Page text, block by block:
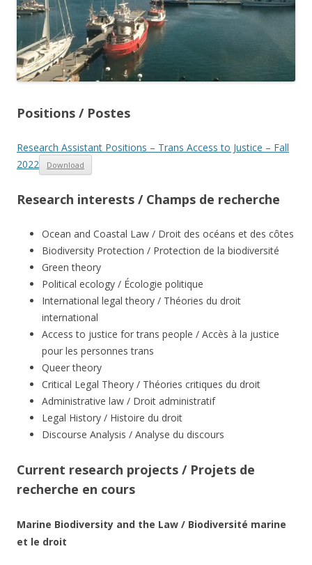
Positions / Postes
Research Assistant Positions – Trans Access to Justice – Fall
2022
Download
Research interests / Champs de recherche
Ocean and Coastal Law / Droit des océans et des côtes
Biodiversity Protection / Protection de la biodiversité
Green theory
Political ecology / Écologie politique
International legal theory / Théories du droit
international
Access to justice for trans people / Accès à la justice
pour les personnes trans
Queer theory
Critical Legal Theory / Théories critiques du droit
Administrative law / Droit administratif
Legal History / Histoire du droit
Discourse Analysis / Analyse du discours
Current research projects / Projets de
recherche en cours
Marine Biodiversity and the Law / Biodiversité marine
et le droit